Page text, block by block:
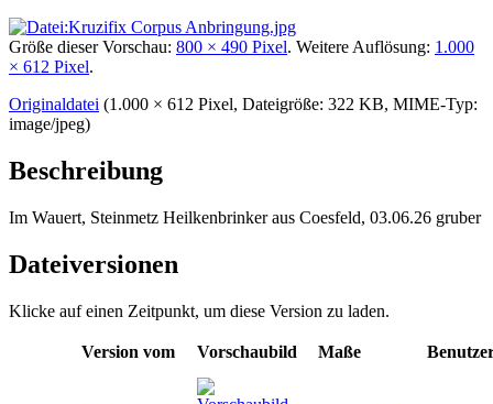
Größe dieser Vorschau: 800 × 490 Pixel. Weitere Auflösung: 1.000
× 612 Pixel.
Originaldatei (1.000 × 612 Pixel, Dateigröße: 322 KB, MIME-Typ:
image/jpeg)
Beschreibung
Im Wauert, Steinmetz Heilkenbrinker aus Coesfeld, 03.06.26 gruber
Dateiversionen
Klicke auf einen Zeitpunkt, um diese Version zu laden.
Version vom Vorschaubild Maße